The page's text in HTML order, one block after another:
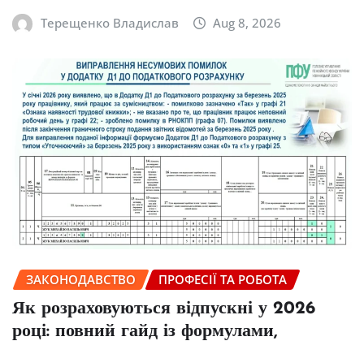
Терещенко Владислав Aug 8, 2026
ЗАКОНОДАВСТВО ПРОФЕСІЇ ТА РОБОТА
Як розраховуються відпускні у 2026
році: повний гайд із формулами,